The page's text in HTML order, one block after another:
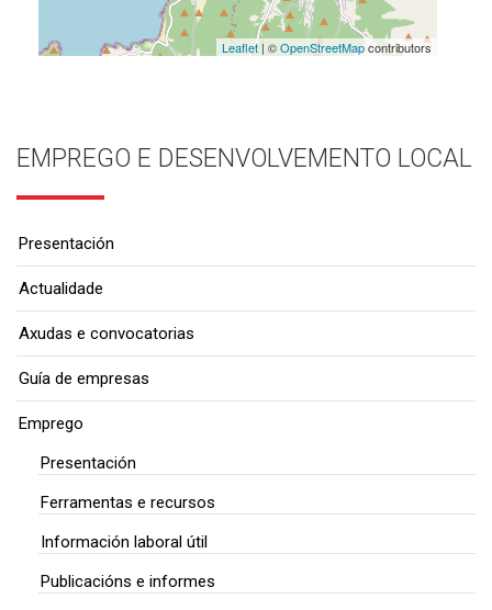
Leaflet| ©OpenStreetMapcontributors
EMPREGO E DESENVOLVEMENTO LOCAL
Presentación
Actualidade
Axudas e convocatorias
Guía de empresas
Emprego
Presentación
Ferramentas e recursos
Información laboral útil
Publicacións e informes